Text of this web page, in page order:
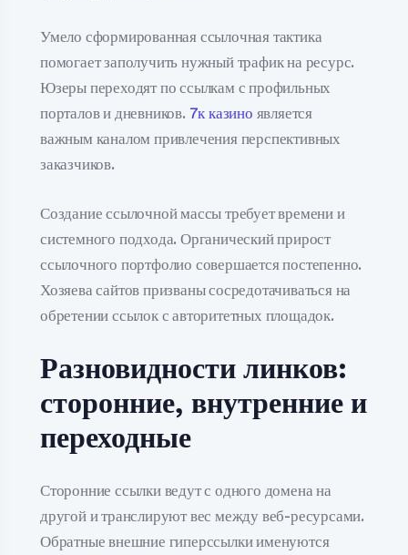
Умело сформированная ссылочная тактика
помогает заполучить нужный трафик на ресурс.
Юзеры переходят по ссылкам с профильных
порталов и дневников. 7к казино является
важным каналом привлечения перспективных
заказчиков.
Создание ссылочной массы требует времени и
системного подхода. Органический прирост
ссылочного портфолио совершается постепенно.
Хозяева сайтов призваны сосредотачиваться на
обретении ссылок с авторитетных площадок.
Разновидности линков:
сторонние, внутренние и
переходные
Сторонние ссылки ведут с одного домена на
другой и транслируют вес между веб-ресурсами.
Обратные внешние гиперссылки именуются